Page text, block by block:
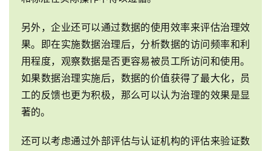
另外，企业还可以通过数据的使用效率来评估治理效
果。即在实施数据治理后，分析数据的访问频率和利
用程度，观察数据是否更容易被员工所访问和使用。
如果数据治理实施后，数据的价值获得了最大化，员
工的反馈也更为积极，那么可以认为治理的效果是显
著的。
还可以考虑通过外部评估与认证机构的评估来验证数